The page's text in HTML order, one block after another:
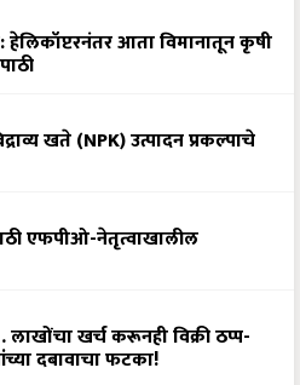
आता विमानातून कृषी
खते (NPK) उत्पादन प्रकल्पाचे
एफपीओ-नेतृत्वाखालील
खर्च करूनही विक्री ठप्प-
दबावाचा फटका!